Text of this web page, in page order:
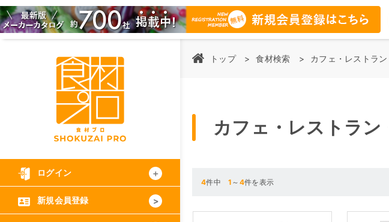
ログイン
新規会員登録
トップ 食材検索 カフェ・レストラ
カフェ・レストラ
4件中1 ～ 4件を表示